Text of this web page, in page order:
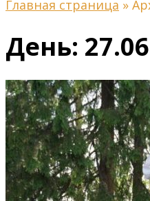
Главная страница »
День: